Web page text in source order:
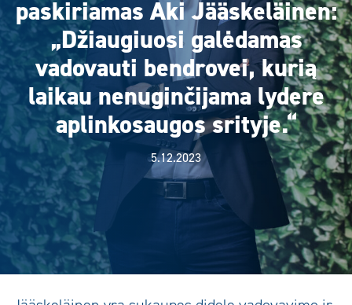
paskiriamas Aki Jääskeläinen:
„Džiaugiuosi galėdamas
vadovauti bendrovei, kurią
laikau nenuginčijama lydere
aplinkosaugos srityje.“
5.12.2023